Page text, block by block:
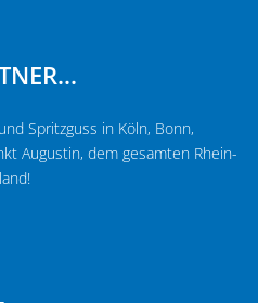
Spritzguss in Köln, Bonn,
Augustin, dem gesamten Rhein-